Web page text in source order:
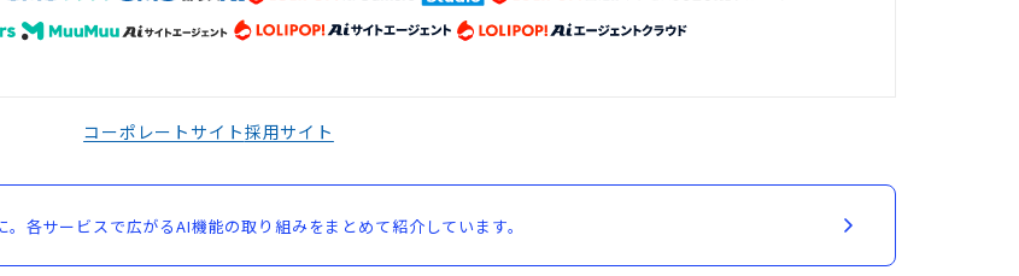
コーポレートサイト採用サイト
各サービスで広がるAI機能の取り組みをまとめて紹介しています。